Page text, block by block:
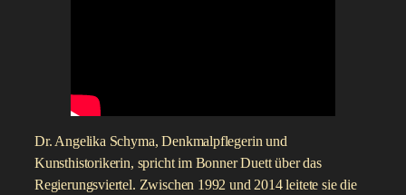
Dr. Angelika Schyma, Denkmalpflegerin und
Kunsthistorikerin, spricht im Bonner Duett über das
Regierungsviertel. Zwischen 1992 und 2014 leitete sie die